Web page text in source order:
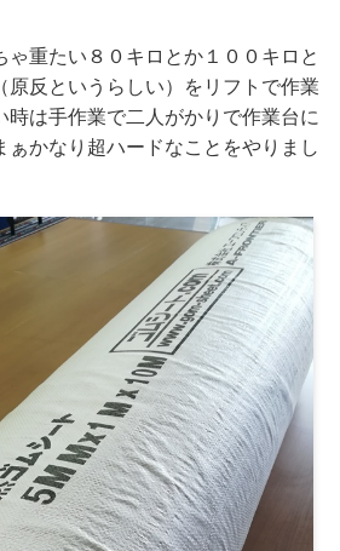
ゃ重たい８０キロとか１００キロと
原反というらしい）をリフトで作業
時は手作業で二人がかりで作業台に
ぁかなり超ハードなことをやりまし